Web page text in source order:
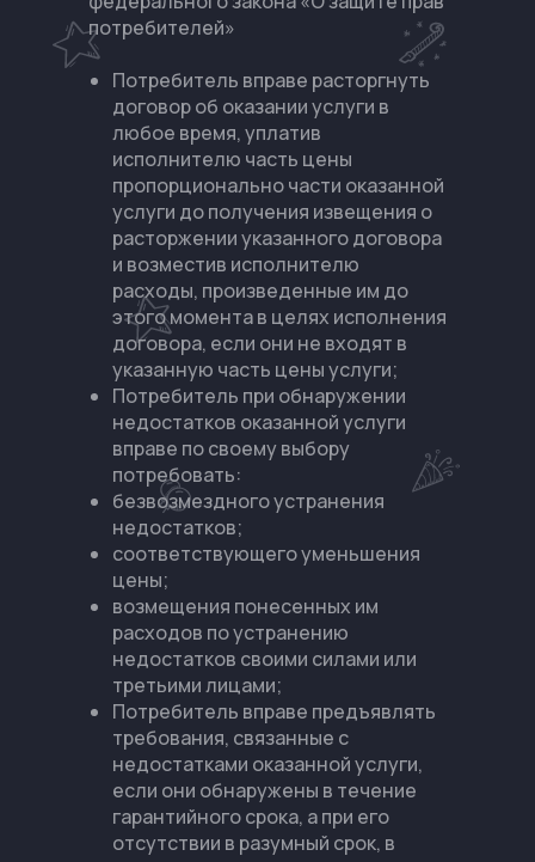
потребителей»
Потребитель вправе расторгнуть
договор об оказании услуги в
любое время, уплатив
исполнителю часть цены
пропорционально части оказанной
услуги до получения извещения о
расторжении указанного договора
и возместив исполнителю
расходы, произведенные им до
этого момента в целях исполнения
договора, если они не входят в
указанную часть цены услуги;
Потребитель при обнаружении
недостатков оказанной услуги
вправе по своему выбору
потребовать:
безвозмездного устранения
недостатков;
соответствующего уменьшения
цены;
возмещения понесенных им
расходов по устранению
недостатков своими силами или
третьими лицами;
Потребитель вправе предъявлять
требования, связанные с
недостатками оказанной услуги,
если они обнаружены в течение
гарантийного срока, а при его
отсутствии в разумный срок, в